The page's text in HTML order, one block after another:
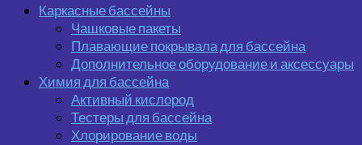
Каркасные бассейны
Чашковые пакеты
Плавающие покрывала для бассейна
Дополнительное оборудование и аксессуары
Химия для бассейна
Активный кислород
Тестеры для бассейна
Хлорирование воды